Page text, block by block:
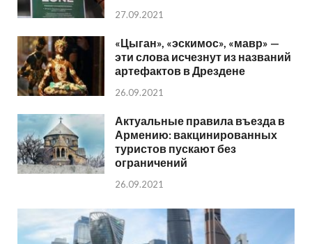
27.09.2021
«Цыган», «эскимос», «мавр» —
эти слова исчезнут из названий
артефактов в Дрездене
26.09.2021
Актуальные правила въезда в
Армению: вакцинированных
туристов пускают без
ограничений
26.09.2021